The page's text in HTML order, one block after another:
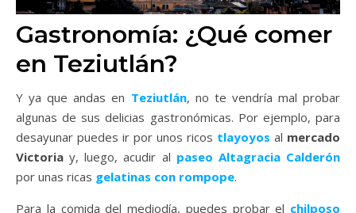
Gastronomía: ¿Qué comer
en Teziutlán?
Y ya que andas en Teziutlán, no te vendría mal probar
algunas de sus delicias gastronómicas. Por ejemplo, para
desayunar puedes ir por unos ricos tlayoyos al mercado
Victoria y, luego, acudir al paseo Altagracia Calderón
por unas ricas gelatinas con rompope.
Para la comida del mediodía, puedes probar el chilposo